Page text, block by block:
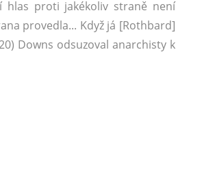
hlas proti jakékoliv straně není
provedla... Když já [Rothbard]
Downs odsuzoval anarchisty k